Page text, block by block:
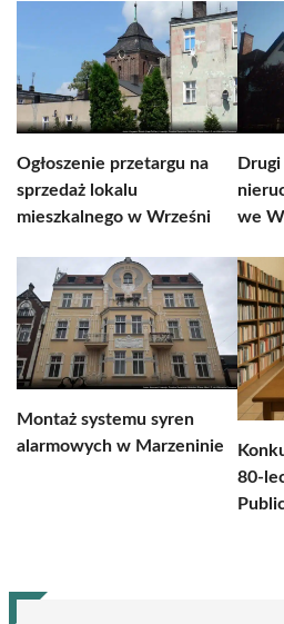
Ogłoszenie przetargu na
sprzedaż lokalu
mieszkalnego w Wrześni
we
Montaż systemu syren
alarmowych w Marzeninie
80-